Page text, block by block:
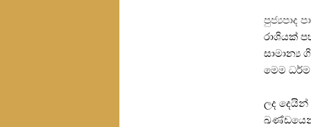
පුජ්‍යපාද
රාශියක්
සාමාන්‍ය
මෙම
ලද
ඛණ්ඩයෙන්